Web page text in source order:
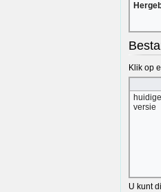
Klik op
huidige
versie
U kunt